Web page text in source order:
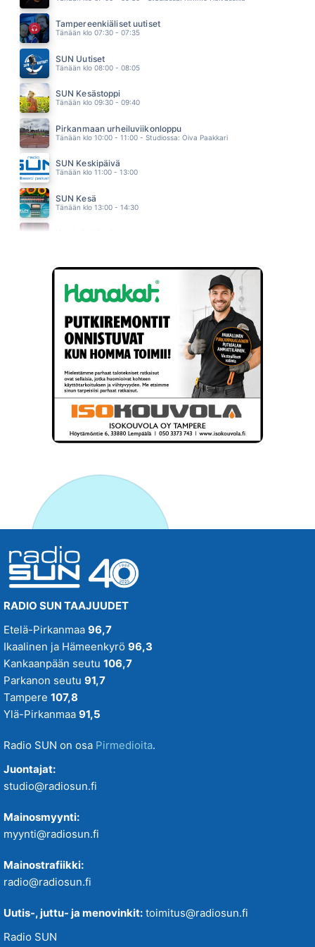
RAITTINEN EERO
17.20
LAURI TÄHKÄ
17.14
Tampereenkiäliset uutiset
Tänään klo 07:30 - 07:35
SUN Uutiset
Tänään klo 08:00 - 08:05
SUN Kesästoppi
Tänään klo 09:30 - 09:40
Pirkanmaan urheiluviikonloppu
Tänään klo 10:00 - 11:00 - Studiossa: Oiva Paakkari
SUN Keskipäivä
Tänään klo 11:00 - 13:00
SUN Kesä
Tänään klo 13:00 - 14:30
RADIO SUN TAAJUUDET
Etelä-Pirkanmaa 96,7
Ikaalinen ja Hämeenkyrö 96,3
Kankaanpään seutu 106,7
Parkanon seutu 91,7
Tampere 107,8
Ylä-Pirkanmaa 91,5
Radio SUN on osa Pirmedioita.
Juontajat:
studio@radiosun.fi
Mainosmyynti:
myynti@radiosun.fi
Mainostrafiikki:
radio@radiosun.fi
Uutis-, juttu- ja menovinkit: toimitus@radiosun.fi
Radio SUN